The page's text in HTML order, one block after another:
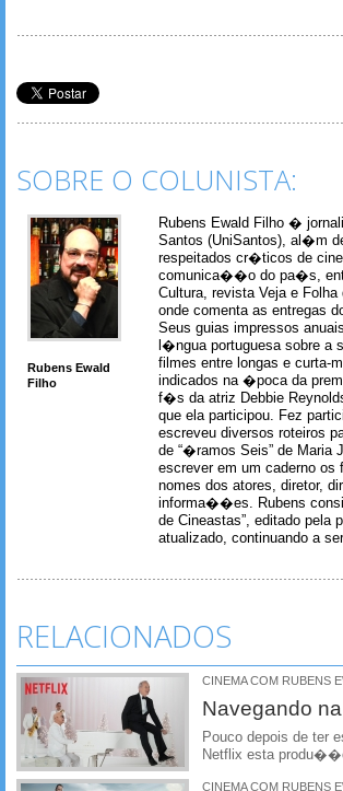
SOBRE O COLUNISTA:
Rubens Ewald
Filho
Rubens Ewald Filho �
Santos (UniSantos), al�m
respeitados cr�ticos de
comunica��o do pa�s,
Cultura, revista Veja e
onde comenta as entregas
Seus guias impressos
l�ngua portuguesa sobre
filmes entre longas e curta-
indicados na �poca da
f�s da atriz Debbie
que ela participou. Fez
escreveu diversos roteiros
de “�ramos Seis” de
escrever em um caderno
nomes dos atores, diretor,
informa��es. Rubens
de Cineastas”, editado pela
atualizado, continuando a
RELACIONADOS
CINEMA COM RUBENS
Navegando
Pouco depois de ter
Netflix esta
CINEMA COM RUBENS